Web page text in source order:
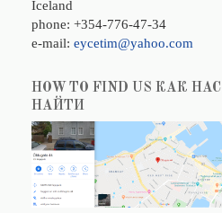
Iceland
phone: +354-776-47-34
e-mail: eycetim@yahoo.com
HOW TO FIND US КАК НАС
НАЙТИ